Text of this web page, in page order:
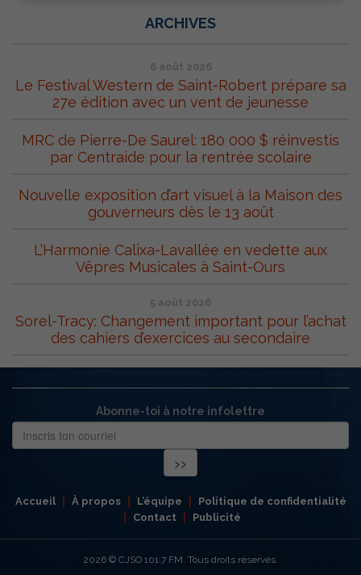
ARCHIVES
6 août 2026
Le Festival Western de Saint-Robert prépare sa
27e édition avec un vent de jeunesse
MRC de Pierre-De Saurel: 180 000 $ réinvestis
par Centraide pour la rentrée scolaire
Nouvelle exposition d’art visuel à la Maison des
gouverneurs dès le 13 août
L’Harmonie Calixa-Lavallée en vedette aux
Vêpres Musicales à Saint-Ours
5 août 2026
Sorel-Tracy: Changement important pour l’achat
des cahiers d’exercices au secondaire
Abonne-toi à notre infolettre
Accueil À propos L’équipe
Politique de confidentialité
Contact
Publicité
2026 © CJSO 101,7 FM. Tous droits réservés.